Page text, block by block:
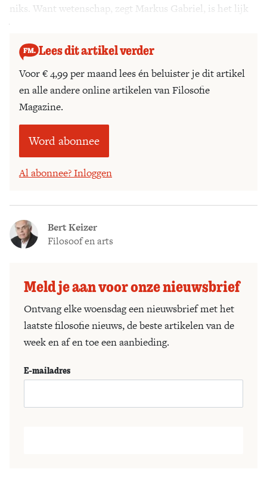
niks. Want wetenschap, zegt Markus Gabriel, is het lijk
Lees dit artikel verder
Voor € 4,99 per maand lees én beluister je dit artikel
en alle andere online artikelen van Filosofie
Magazine.
Word abonnee
Al abonnee? Inloggen
Bert Keizer
Filosoof en arts
Meld je aan voor onze nieuwsbrief
Ontvang elke woensdag een nieuwsbrief met het
laatste filosofie nieuws, de beste artikelen van de
week en af en toe een aanbieding.
E-mailadres